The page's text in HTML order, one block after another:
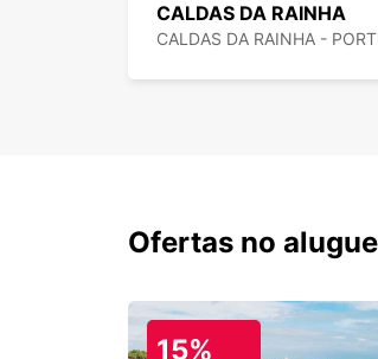
CALDAS DA RAINHA
CALDAS DA RAINHA -
Ofertas no
15%